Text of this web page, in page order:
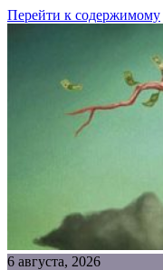
Перейти к содержимому
6 августа, 2026